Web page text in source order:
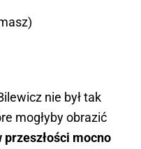
nie był tak
mogłyby obrazić
przeszłości mocno